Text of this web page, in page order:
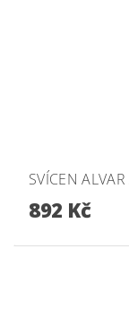
SVÍCEN
892 Kč